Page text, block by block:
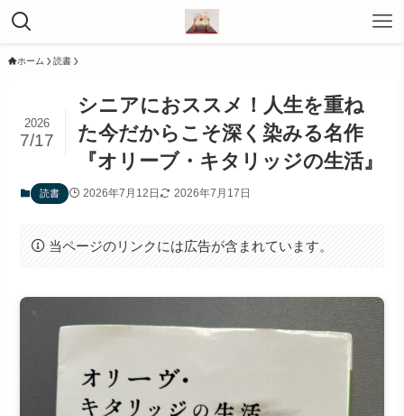
ホーム 読書
シニアにおススメ！人生を重ね
た今だからこそ深く染みる名作
『オリーブ・キタリッジの生活』
2026
7/17
読書 2026年7月12日 2026年7月17日
当ページのリンクには広告が含まれています。